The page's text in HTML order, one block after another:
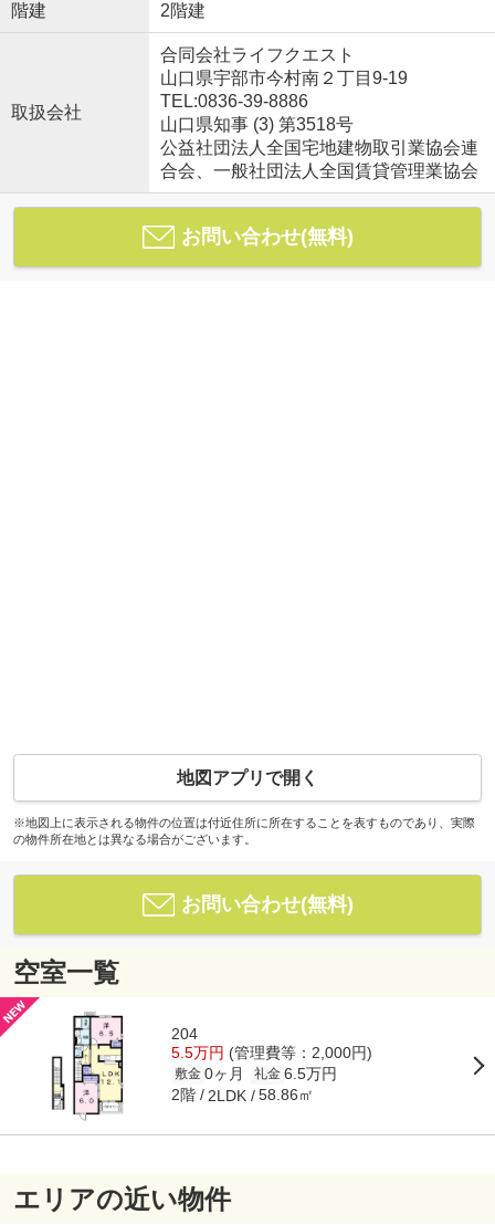
階建 2階建
取扱会社
合同会社ライフクエスト
山口県宇部市今村南２丁目9-19
TEL:0836-39-8886
山口県知事 (3) 第3518号
公益社団法人全国宅地建物取引業協会連
合会、一般社団法人全国賃貸管理業協会
お問い合わせ(無料)
地図アプリで開く
※地図上に表示される物件の位置は付近住所に所在することを表すものであり、実際
の物件所在地とは異なる場合がございます。
お問い合わせ(無料)
空室一覧
204
5.5万円 (管理費等：2,000円)
敷金 0ヶ月 礼金 6.5万円
2階 2LDK 58.86㎡
エリアの近い物件